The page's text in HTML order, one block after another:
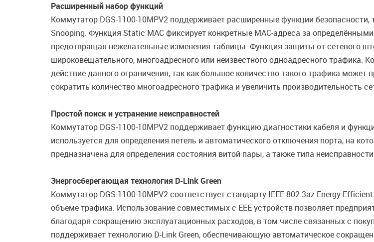
Расширенный набор функций
Коммутатор DGS-1100-10MPV2 поддерживает расширенные функции
Snooping. Функция Static MAC фиксирует конкретные MAC-адреса за
предотвращая нежелательные изменения таблицы. Функция защиты от сетевого
широковещательного, многоадресного или неизвестного одноадресного
действие данного ограничения, так как большое количество такого трафика может
сократить количество многоадресного трафика и увеличить производительность
Простой поиск и устранение неисправностей
Коммутатор DGS-1100-10MPV2 поддерживает функцию диагностики кабеля и
используется для определения петель и автоматического отключения порта, на
предназначена для определения состояния витой пары, а также типа
Энергосберегающая технология D-Link Green
Коммутатор DGS-1100-10MPV2 соответствует стандарту IEEE 802.3az Energy-
объеме трафика. Использование совместимых с EEE устройств позволяет
благодаря сокращению эксплуатационных расходов, в том числе связанных с
поддерживает технологию D-Link Green, обеспечивающую автоматическое